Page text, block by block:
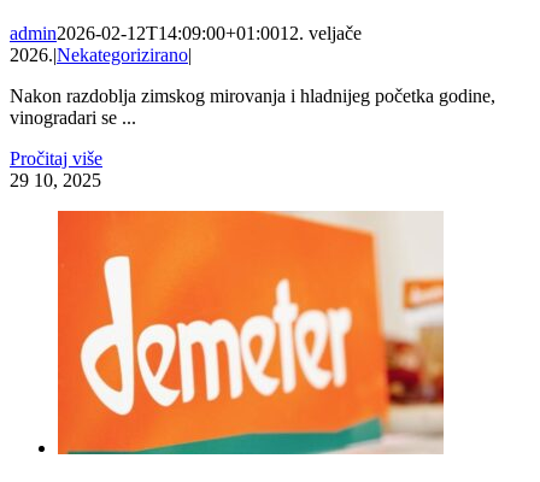
admin2026-02-12T14:09:00+01:0012. veljače
2026.|Nekategorizirano|
Nakon razdoblja zimskog mirovanja i hladnijeg početka godine,
vinogradari se ...
Pročitaj više
29 10, 2025